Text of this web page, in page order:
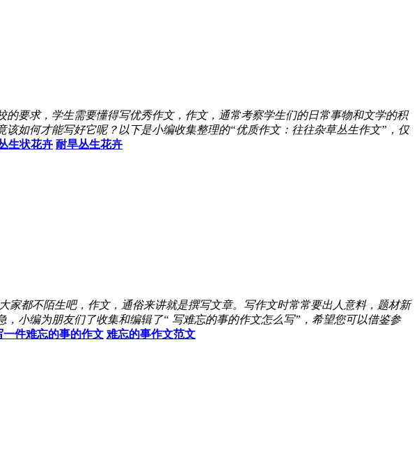
的要求，学生需要懂得写优秀作文，作文，通常考察学生们的日常事物和文学的积
如何才能写好它呢？以下是小编收集整理的“优质作文：往往杂草丛生作文”，仅
生状花卉 耐旱丛生花卉
家都不陌生吧，作文，通俗来讲就是撰写文章。写作文时常常要出人意料，题材新
小编为朋友们了收集和编辑了“ 写难忘的事的作文怎么写”，希望您可以借鉴参
一件难忘的事的作文 难忘的事作文范文